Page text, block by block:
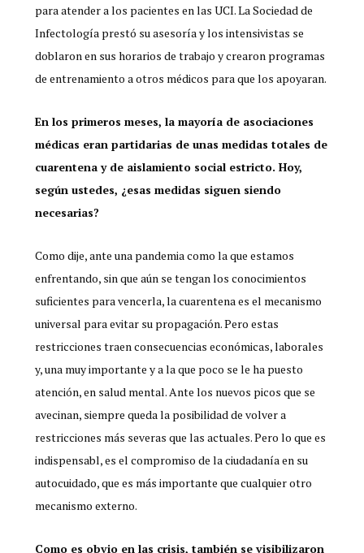
para atender a los pacientes en las UCI. La Sociedad de
Infectología prestó su asesoría y los intensivistas se
doblaron en sus horarios de trabajo y crearon programas
de entrenamiento a otros médicos para que los apoyaran.
En los primeros meses, la mayoría de asociaciones
médicas eran partidarias de unas medidas totales de
cuarentena y de aislamiento social estricto. Hoy,
según ustedes, ¿esas medidas siguen siendo
necesarias?
Como dije, ante una pandemia como la que estamos
enfrentando, sin que aún se tengan los conocimientos
suficientes para vencerla, la cuarentena es el mecanismo
universal para evitar su propagación. Pero estas
restricciones traen consecuencias económicas, laborales
y, una muy importante y a la que poco se le ha puesto
atención, en salud mental. Ante los nuevos picos que se
avecinan, siempre queda la posibilidad de volver a
restricciones más severas que las actuales. Pero lo que es
indispensabl, es el compromiso de la ciudadanía en su
autocuidado, que es más importante que cualquier otro
mecanismo externo.
Como es obvio en las crisis, también se visibilizaron